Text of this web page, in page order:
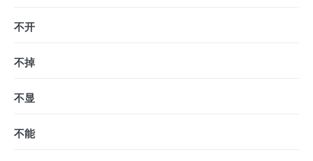
不开
不掉
不显
不能